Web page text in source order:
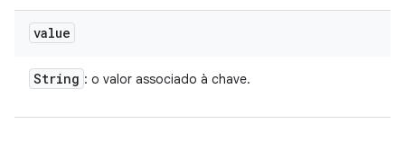
value
String : o valor associado à chave.